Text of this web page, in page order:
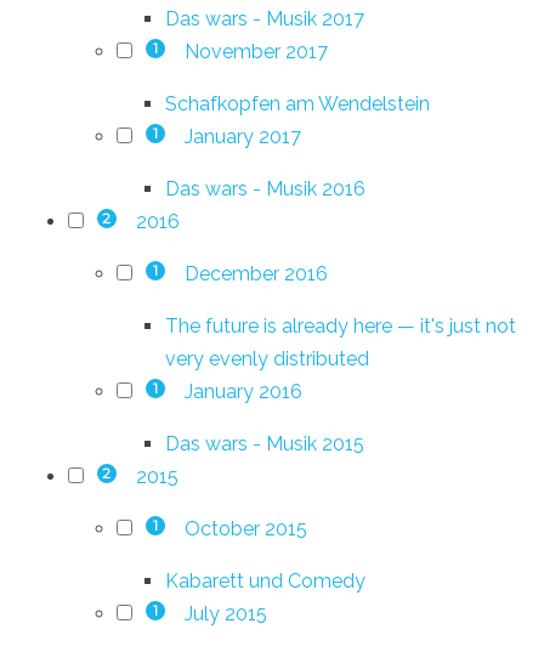
Das wars - Musik 2017
1 November 2017
Schafkopfen am Wendelstein
1 January 2017
Das wars - Musik 2016
2 2016
1 December 2016
The future is already here — it's just not
very evenly distributed
1 January 2016
Das wars - Musik 2015
2 2015
1 October 2015
Kabarett und Comedy
1 July 2015